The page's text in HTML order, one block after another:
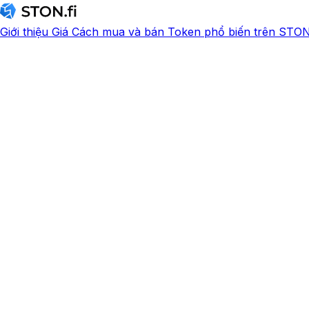
Giới thiệu Giá Cách mua và bán Token phổ biến trên